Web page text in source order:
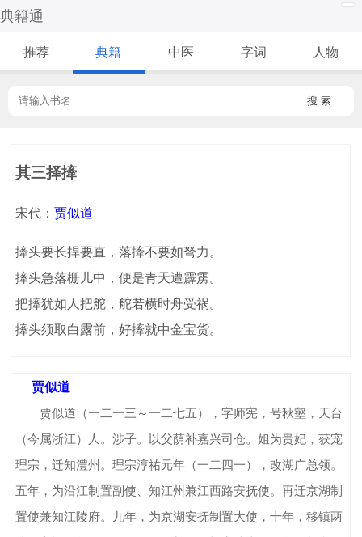
典籍通
推荐 典籍 中医 字词 人物
搜 索
其三择撁
宋代：贾似道
撁头要长捍要直，落撁不要如弩力。
撁头急落栅儿中，便是青天遭霹雳。
把撁犹如人把舵，舵若横时舟受祸。
撁头须取白露前，好撁就中金宝货。
贾似道
贾似道（一二一三～一二七五），字师宪，号秋壑，天台
（今属浙江）人。涉子。以父荫补嘉兴司仓。姐为贵妃，获宠
理宗，迁知澧州。理宗淳祐元年（一二四一），改湖广总领。
五年，为沿江制置副使、知江州兼江西路安抚使。再迁京湖制
置使兼知江陵府。九年，为京湖安抚制置大使，十年，移镇两